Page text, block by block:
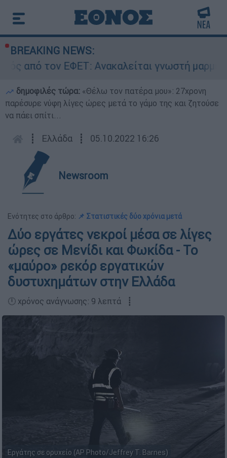
BREAKING NEWS:
ΕΦΕΤ: Ανακαλείται γνωστή μαρμελάδα -
δημοφιλές τώρα: «Θέλω τον πατέρα μου»: 27χρονη
παρέσυρε νύφη λίγες ώρες μετά το γάμο της και ζητούσε
να πάει σπίτι...
┋ Ελλάδα ┋ 05.10.2022 16:26
Newsroom
Ενότητες στο άρθρο: 📌 Στατιστικές δύο χρόνια μετά
Δύο εργάτες νεκροί μέσα σε λίγες
ώρες σε Μενίδι και Φωκίδα - Το
«μαύρο» ρεκόρ εργατικών
δυστυχημάτων στην Ελλάδα
🕛 χρόνος ανάγνωσης: 9 λεπτά ┋
Εργάτης σε ορυχείο (AP Photo/Jeffrey T. Barnes)